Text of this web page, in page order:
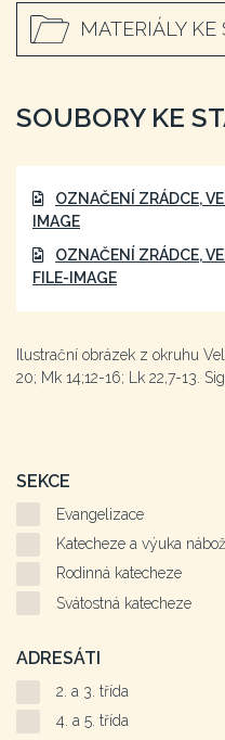
MATERIÁLY KE
SOUBORY KE
OZNAČENÍ ZRÁDCE,
IMAGE
OZNAČENÍ ZRÁDCE,
FILE-IMAGE
Ilustrační obrázek z okruhu
20; Mk 14;12-16; Lk 22,7-13.
SEKCE
Evangelizace
Katecheze a výuka
Rodinná katecheze
Svátostná katecheze
ADRESÁTI
2. a 3. třída
4. a 5. třída